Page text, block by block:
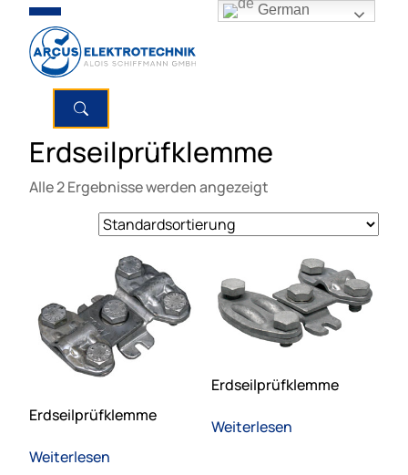
Erdseilprüfklemme
Alle 2 Ergebnisse werden angezeigt
Erdseilprüfklemme
Weiterlesen
Erdseilprüfklemme
Weiterlesen
German